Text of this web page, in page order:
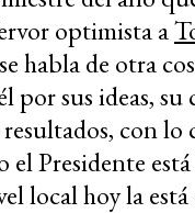
optimista a
habla de otra
por sus ideas,
resultados, con
el Presidente
local hoy la